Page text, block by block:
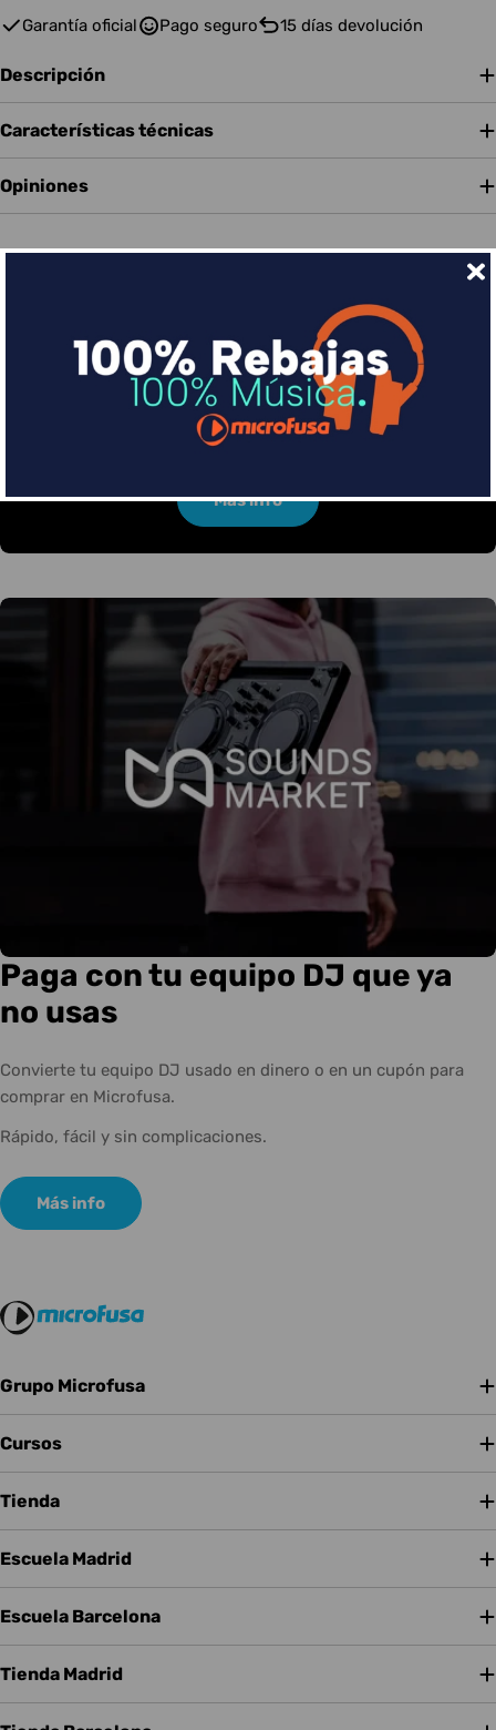
Garantía oficial Pago seguro 15 días devolución
Descripción
Características técnicas
Opiniones
Financia tus compras con Sequra
Divide en 3 sin coste o hasta en 18 meses por una
pequeña cuota al mes con Sequra
Más info
Paga con tu equipo DJ que ya
no usas
Convierte tu equipo DJ usado en dinero o en un cupón para
comprar en Microfusa.
Rápido, fácil y sin complicaciones.
Más info
Grupo Microfusa
Cursos
Tienda
Escuela Madrid
Escuela Barcelona
Tienda Madrid